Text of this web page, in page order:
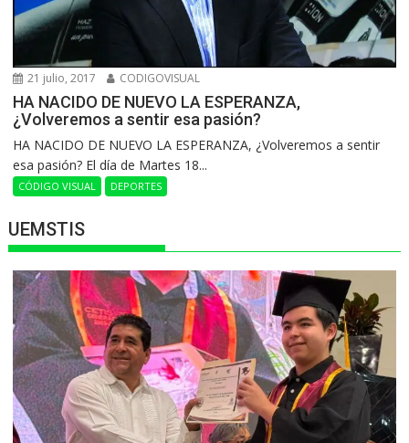
21 julio, 2017 CODIGOVISUAL
HA NACIDO DE NUEVO LA ESPERANZA,
¿Volveremos a sentir esa pasión?
HA NACIDO DE NUEVO LA ESPERANZA, ¿Volveremos a sentir
esa pasión? El día de Martes 18...
CÓDIGO VISUAL DEPORTES
UEMSTIS